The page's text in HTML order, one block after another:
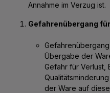
Annahme im Verzug ist.
Gefahrenübergang
Übergabe der
Gefahr für Verlust,
der Ware auf